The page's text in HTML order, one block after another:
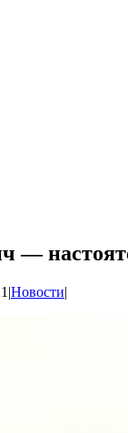
—
|Новости|